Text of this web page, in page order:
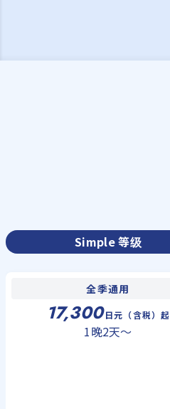
Simple 等级
全季通用
17,300 日元（含税）起
1晚2天〜